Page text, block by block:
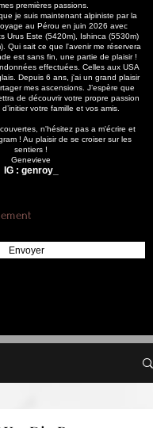
premières passions.
je suis maintenant alpiniste par la
au Pérou en juin 2026 avec
Urus Este (5420m), Ishinca (5530m)
Qui sait ce que l'avenir me réservera
est sans fin, une partie de plaisir !
effectuées. Celles aux USA
Depuis 6 ans, j'ai un grand plaisir
mes ascensions. J’espère que
de découvrir votre propre passion
votre famille et vos amis.
n'hésitez pas a m'écrire et
! Au plaisir de se croiser sur les
sentiers !
Genevieve
IG : genroy_
Envoyer